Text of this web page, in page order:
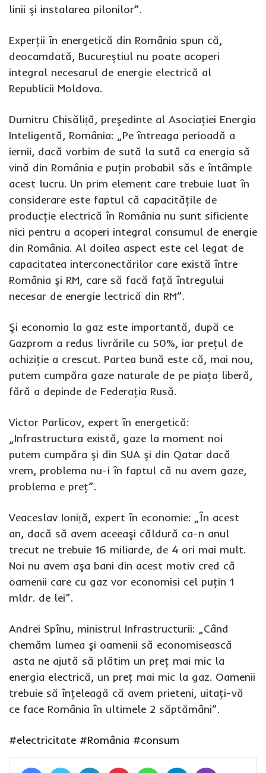
linii şi instalarea pilonilor”.
Experţii în energetică din România spun că,
deocamdată, Bucureştiul nu poate acoperi
integral necesarul de energie electrică al
Republicii Moldova.
Dumitru Chisăliță, preşedinte al Asociaţiei Energia
Inteligentă, România: „Pe întreaga perioadă a
iernii, dacă vorbim de sută la sută ca energia să
vină din România e puţin probabil săs e întâmple
acest lucru. Un prim element care trebuie luat în
considerare este faptul că capacităţile de
producţie electrică în România nu sunt sificiente
nici pentru a acoperi integral consumul de energie
din România. Al doilea aspect este cel legat de
capacitatea interconectărilor care există între
România şi RM, care să facă faţă întregului
necesar de energie lectrică din RM”.
Şi economia la gaz este importantă, după ce
Gazprom a redus livrările cu 50%, iar preţul de
achiziţie a crescut. Partea bună este că, mai nou,
putem cumpăra gaze naturale de pe piaţa liberă,
fără a depinde de Federaţia Rusă.
Victor Parlicov, expert în energetică:
„Infrastructura există, gaze la moment noi
putem cumpăra şi din SUA şi din Qatar dacă
vrem, problema nu-i în faptul că nu avem gaze,
problema e preţ”.
Veaceslav Ioniță, expert în economie: „În acest
an, dacă să avem aceeaşi căldură ca-n anul
trecut ne trebuie 16 miliarde, de 4 ori mai mult.
Noi nu avem aşa bani din acest motiv cred că
oamenii care cu gaz vor economisi cel puţin 1
mldr. de lei”.
Andrei Spînu, ministrul Infrastructurii: „Când
chemăm lumea şi oamenii să economisească
asta ne ajută să plătim un preţ mai mic la
energia electrică, un preţ mai mic la gaz. Oamenii
trebuie să înţeleagă că avem prieteni, uitaţi-vă
ce face România în ultimele 2 săptămâni”.
#electricitate #România #consum
FacebookTwitter LinkedIn Pinterest WhatsAppTelegram